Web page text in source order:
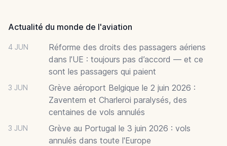
Actualité du monde de l'aviation
4 JUN
Réforme des droits des passagers aériens
dans l’UE : toujours pas d’accord — et ce
sont les passagers qui paient
3 JUN
Grève aéroport Belgique le 2 juin 2026 :
Zaventem et Charleroi paralysés, des
centaines de vols annulés
3 JUN
Grève au Portugal le 3 juin 2026 : vols
annulés dans toute l'Europe